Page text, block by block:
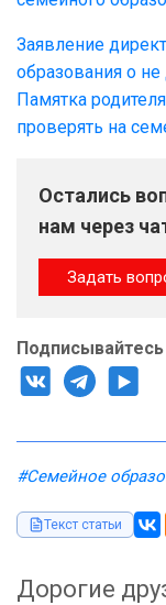
Заявление
образования о
Памятка
проверять на
Остались
нам через
Задать
#Семейное
Текст статьи
Дорогие